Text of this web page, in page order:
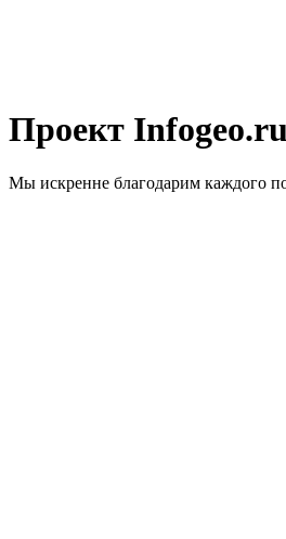
Проект
Мы искренне благодарим каждого